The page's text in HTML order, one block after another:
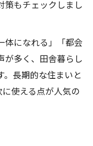
策もチェックしまし
体になれる」「都会
が多く、田舎暮らし
。長期的な住まいと
に使える点が人気の